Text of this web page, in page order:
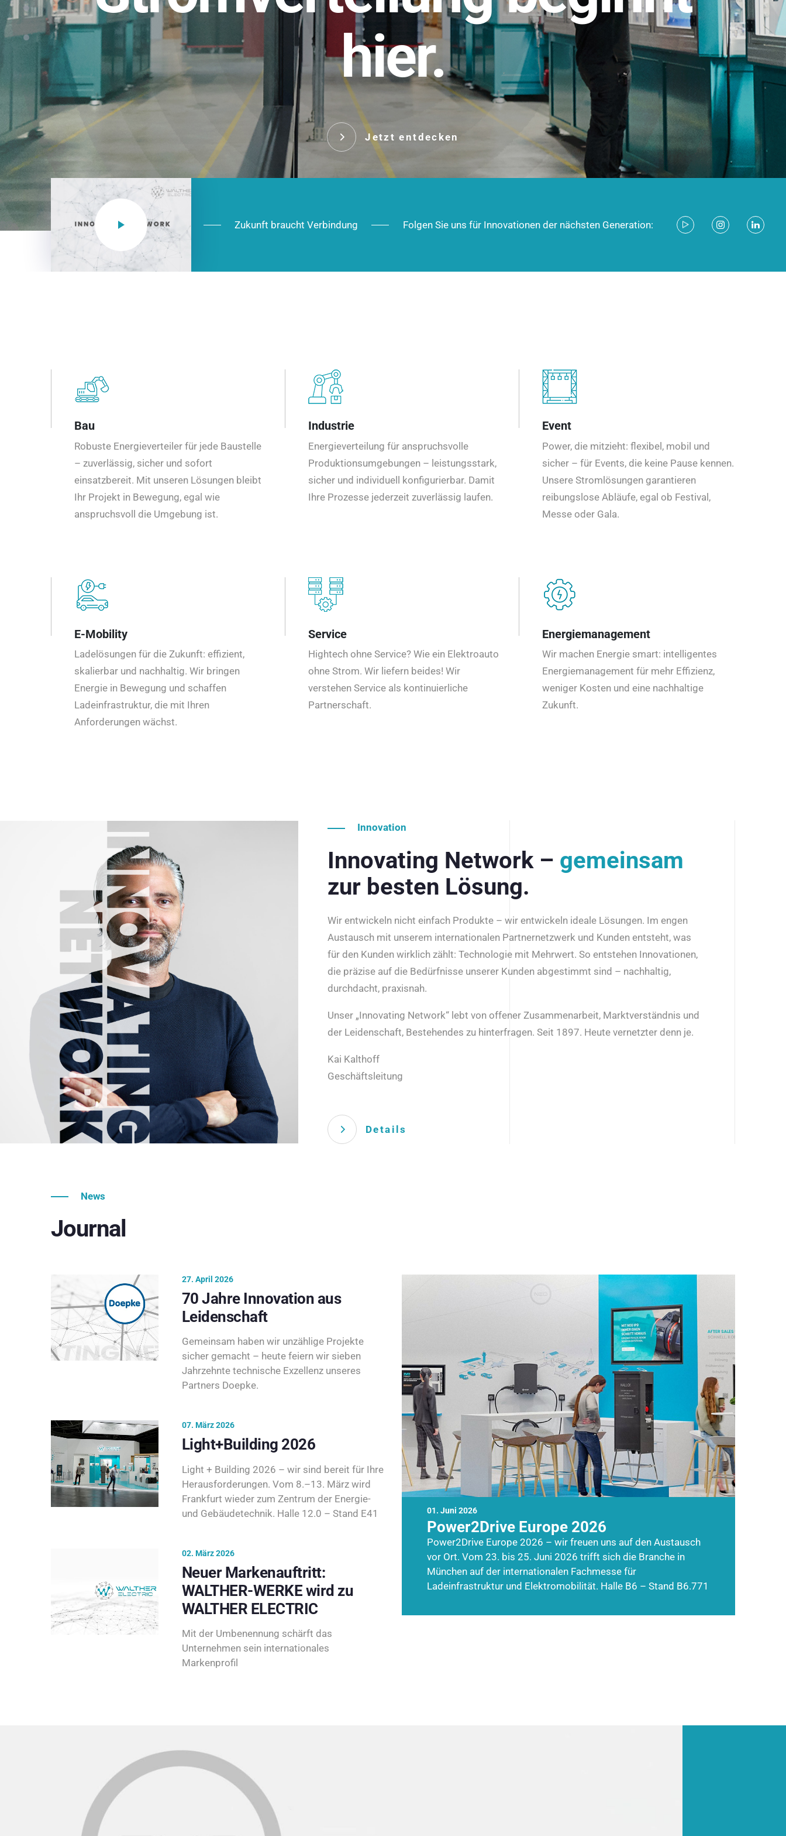
hier.
Jetzt entdecken
NEO CEE: Energieverteilung mit System. Robust im Alltag,
effizient in der Installation, zukunftsfähig im Ausbau.
Das innovative Stecksystem für industrielle Anwendungen –
robust, IP-geschützt und zukunftsfähig.
Jetzt entdecken
Zukunft braucht Verbindung Folgen Sie uns für Innovationen der nächsten Generation:
Bau
Robuste Energieverteiler für jede Baustelle
– zuverlässig, sicher und sofort
einsatzbereit. Mit unseren Lösungen bleibt
Ihr Projekt in Bewegung, egal wie
anspruchsvoll die Umgebung ist.
Industrie
Energieverteilung für anspruchsvolle
Produktionsumgebungen – leistungsstark,
sicher und individuell konfigurierbar. Damit
Ihre Prozesse jederzeit zuverlässig laufen.
Event
Power, die mitzieht: flexibel, mobil und
sicher – für Events, die keine Pause kennen.
Unsere Stromlösungen garantieren
reibungslose Abläufe, egal ob Festival,
Messe oder Gala.
E-Mobility
Ladelösungen für die Zukunft: effizient,
skalierbar und nachhaltig. Wir bringen
Energie in Bewegung und schaffen
Ladeinfrastruktur, die mit Ihren
Anforderungen wächst.
Service
Hightech ohne Service? Wie ein Elektroauto
ohne Strom. Wir liefern beides! Wir
verstehen Service als kontinuierliche
Partnerschaft.
Energiemanagement
Wir machen Energie smart: intelligentes
Energiemanagement für mehr Effizienz,
weniger Kosten und eine nachhaltige
Zukunft.
Innovation
Innovating Network – gemeinsam
zur besten Lösung.
Wir entwickeln nicht einfach Produkte – wir entwickeln ideale Lösungen. Im engen
Austausch mit unserem internationalen Partnernetzwerk und Kunden entsteht, was
für den Kunden wirklich zählt: Technologie mit Mehrwert. So entstehen Innovationen,
die präzise auf die Bedürfnisse unserer Kunden abgestimmt sind – nachhaltig,
durchdacht, praxisnah.
Unser „Innovating Network“ lebt von offener Zusammenarbeit, Marktverständnis und
der Leidenschaft, Bestehendes zu hinterfragen. Seit 1897. Heute vernetzter denn je.
Kai Kalthoff
Geschäftsleitung
Details
News
Journal
01. Juni 2026
Power2Drive Europe 2026
Power2Drive Europe 2026 – wir freuen uns auf den Austausch
vor Ort. Vom 23. bis 25. Juni 2026 trifft sich die Branche in
München auf der internationalen Fachmesse für
Ladeinfrastruktur und Elektromobilität. Halle B6 – Stand B6.771
27. April 2026
70 Jahre Innovation aus
Leidenschaft
Gemeinsam haben wir unzählige Projekte
sicher gemacht – heute feiern wir sieben
Jahrzehnte technische Exzellenz unseres
Partners Doepke.
07. März 2026
Light+Building 2026
Light + Building 2026 – wir sind bereit für Ihre
Herausforderungen. Vom 8.–13. März wird
Frankfurt wieder zum Zentrum der Energie-
und Gebäudetechnik. Halle 12.0 – Stand E41
02. März 2026
Neuer Markenauftritt:
WALTHER-WERKE wird zu
WALTHER ELECTRIC
Mit der Umbenennung schärft das
Unternehmen sein internationales
Markenprofil